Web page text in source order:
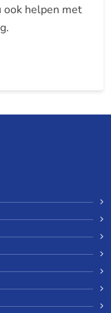
ook helpen met